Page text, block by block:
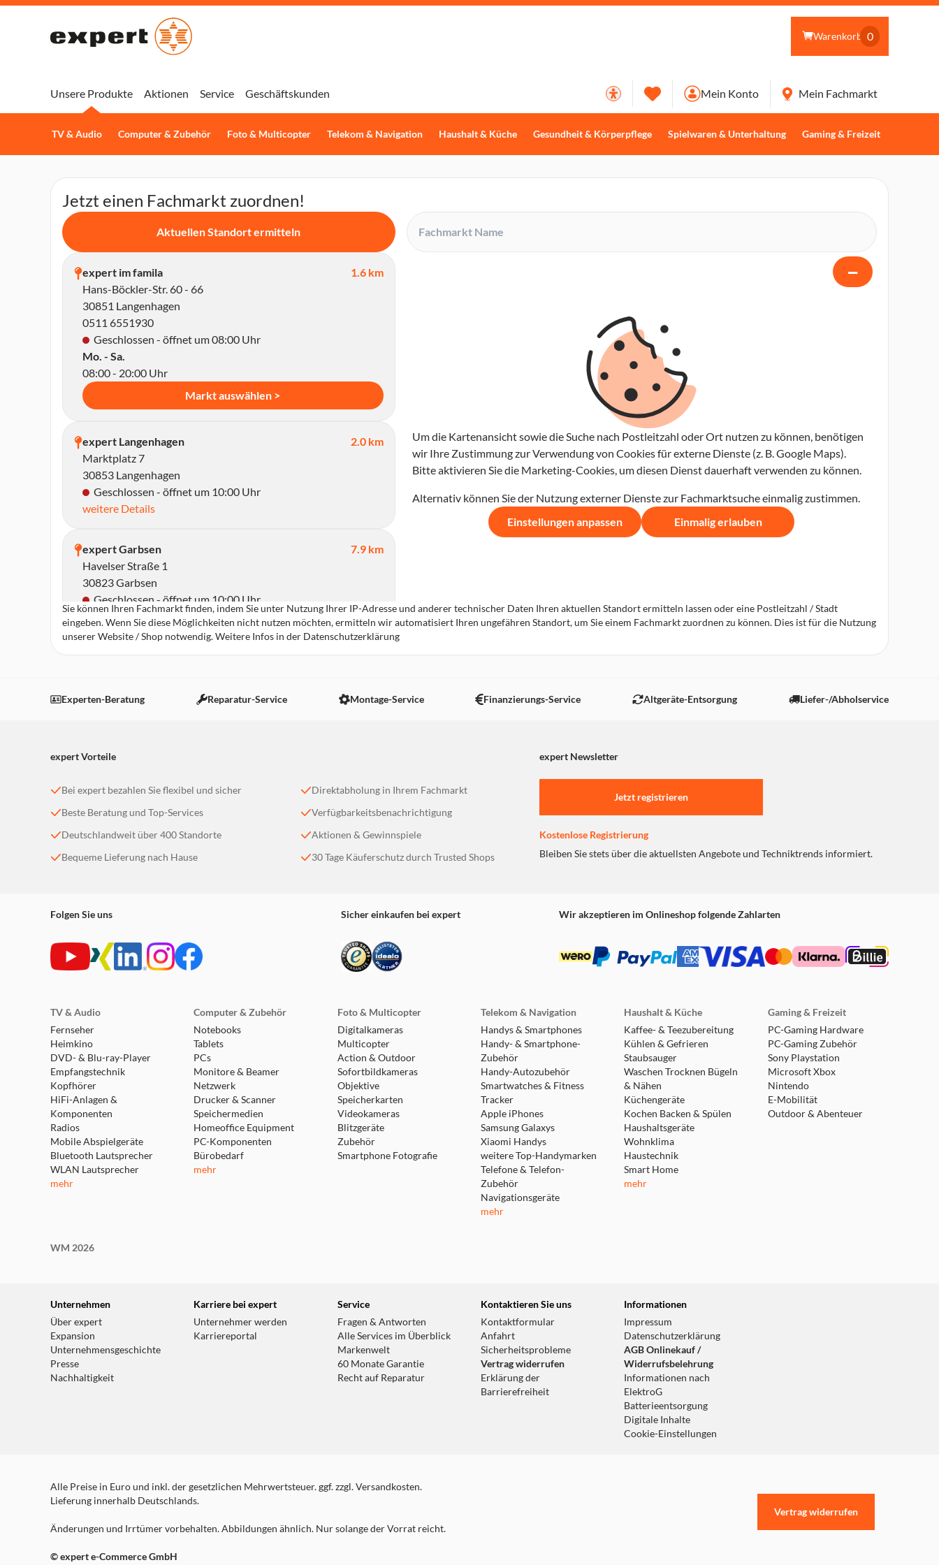
Warenkorb 0
Unsere Produkte
TV & Audio Computer & Zubehör Foto & Multicopter Telekom & Navigation Haushalt & Küche Gesundheit & Körperpflege Spielwaren & Unterhaltung Gaming & Freizeit
Aktionen Service Geschäftskunden Mein Konto Mein Fachmarkt
Jetzt einen Fachmarkt zuordnen!
Aktuellen Standort ermitteln
expert im famila
1.6 km
Hans-Böckler-Str. 60 - 66
30851 Langenhagen
0511 6551930
Geschlossen - öffnet um 08:00 Uhr
Mo. - Sa.
08:00 - 20:00 Uhr
Markt auswählen >
expert Langenhagen
2.0 km
Marktplatz 7
30853 Langenhagen
Geschlossen - öffnet um 10:00 Uhr
weitere Details
expert Garbsen
7.9 km
Havelser Straße 1
30823 Garbsen
Geschlossen - öffnet um 10:00 Uhr
weitere Details
expert Laatzen
16.7 km
Geschlossen - öffnet um 10:00 Uhr
expert Neustadt
31535 Neustadt a. Rbge.
Geschlossen - öffnet um 09:30 Uhr
weitere Details
Geschlossen - öffnet um 09:30 Uhr
31303 Burgdorf
Geschlossen - öffnet um 09:30 Uhr
weitere Details
expert Lehrte
19.8 km
Parkstraße 30
31275 Lehrte
Geschlossen - öffnet um 09:30 Uhr
weitere Details
Geschlossen - öffnet um 09:30 Uhr
expert Celle
33.7 km
Zur Hasselklink 3-5
29229 Celle
Geschlossen - öffnet um 09:30 Uhr
−
Um die Kartenansicht sowie die Suche nach Postleitzahl oder Ort nutzen zu können, benötigen
wir Ihre Zustimmung zur Verwendung von Cookies für externe Dienste (z. B. Google Maps).
Bitte aktivieren Sie die Marketing-Cookies, um diesen Dienst dauerhaft verwenden zu können.
Alternativ können Sie der Nutzung externer Dienste zur Fachmarktsuche einmalig zustimmen.
Einstellungen anpassen
Einmalig erlauben
Sie können Ihren Fachmarkt finden, indem Sie unter Nutzung Ihrer IP-Adresse und anderer technischer Daten Ihren aktuellen Standort ermitteln lassen oder eine Postleitzahl / Stadt
eingeben. Wenn Sie diese Möglichkeiten nicht nutzen möchten, ermitteln wir automatisiert Ihren ungefähren Standort, um Sie einem Fachmarkt zuordnen zu können. Dies ist für die Nutzung
unserer Website / Shop notwendig. Weitere Infos in der Datenschutzerklärung
Experten-Beratung Reparatur-Service Montage-Service Finanzierungs-Service Altgeräte-Entsorgung Liefer-/Abholservice
expert Vorteile expert Newsletter
Bei expert bezahlen Sie flexibel und sicher
Beste Beratung und Top-Services
Deutschlandweit über 400 Standorte
Bequeme Lieferung nach Hause
Direktabholung in Ihrem Fachmarkt
Verfügbarkeitsbenachrichtigung
Aktionen & Gewinnspiele
30 Tage Käuferschutz durch Trusted Shops
Jetzt registrieren
Kostenlose Registrierung
Bleiben Sie stets über die aktuellsten Angebote und Techniktrends informiert.
Folgen Sie uns Sicher einkaufen bei expert Wir akzeptieren im Onlineshop folgende Zahlarten
TV & Audio
Fernseher
Heimkino
DVD- & Blu-ray-Player
Empfangstechnik
Kopfhörer
HiFi-Anlagen &
Komponenten
Radios
Mobile Abspielgeräte
Bluetooth Lautsprecher
WLAN Lautsprecher
mehr
Computer & Zubehör
Notebooks
Tablets
PCs
Monitore & Beamer
Netzwerk
Drucker & Scanner
Speichermedien
Homeoffice Equipment
PC-Komponenten
Bürobedarf
mehr
Foto & Multicopter
Digitalkameras
Multicopter
Action & Outdoor
Sofortbildkameras
Objektive
Speicherkarten
Videokameras
Blitzgeräte
Zubehör
Smartphone Fotografie
Telekom & Navigation
Handys & Smartphones
Handy- & Smartphone-
Zubehör
Handy-Autozubehör
Smartwatches & Fitness
Tracker
Apple iPhones
Samsung Galaxys
Xiaomi Handys
weitere Top-Handymarken
Telefone & Telefon-
Zubehör
Navigationsgeräte
mehr
Haushalt & Küche
Kaffee- & Teezubereitung
Kühlen & Gefrieren
Staubsauger
Waschen Trocknen Bügeln
& Nähen
Küchengeräte
Kochen Backen & Spülen
Haushaltsgeräte
Wohnklima
Haustechnik
Smart Home
mehr
Gaming & Freizeit
PC-Gaming Hardware
PC-Gaming Zubehör
Sony Playstation
Microsoft Xbox
Nintendo
E-Mobilität
Outdoor & Abenteuer
WM 2026
Unternehmen
Über expert
Expansion
Unternehmensgeschichte
Presse
Nachhaltigkeit
Karriere bei expert
Unternehmer werden
Karriereportal
Service
Fragen & Antworten
Alle Services im Überblick
Markenwelt
60 Monate Garantie
Recht auf Reparatur
Kontaktieren Sie uns
Kontaktformular
Anfahrt
Sicherheitsprobleme
Vertrag widerrufen
Erklärung der
Barrierefreiheit
Informationen
Impressum
Datenschutzerklärung
AGB Onlinekauf /
Widerrufsbelehrung
Informationen nach
ElektroG
Batterieentsorgung
Digitale Inhalte
Cookie-Einstellungen
Alle Preise in Euro und inkl. der gesetzlichen Mehrwertsteuer. ggf. zzgl. Versandkosten.
Lieferung innerhalb Deutschlands.
Änderungen und Irrtümer vorbehalten. Abbildungen ähnlich. Nur solange der Vorrat reicht.
© expert e-Commerce GmbH
Vertrag widerrufen